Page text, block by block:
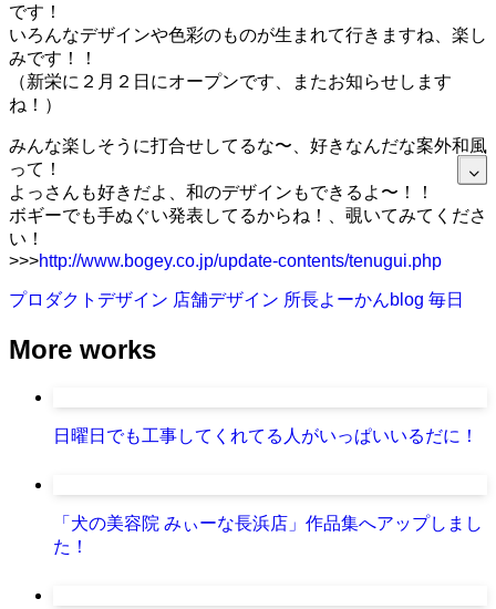
です！
いろんなデザインや色彩のものが生まれて行きますね、楽し
みです！！
（新栄に２月２日にオープンです、またお知らせします
ね！）
みんな楽しそうに打合せしてるな〜、好きなんだな案外和風
って！
よっさんも好きだよ、和のデザインもできるよ〜！！
ボギーでも手ぬぐい発表してるからね！、覗いてみてくださ
い！
>>>http://www.bogey.co.jp/update-contents/tenugui.php
プロダクトデザイン 店舗デザイン 所長よーかんblog 毎日
More works
日曜日でも工事してくれてる人がいっぱいいるだに！
「犬の美容院 みぃーな長浜店」作品集へアップしまし
た！